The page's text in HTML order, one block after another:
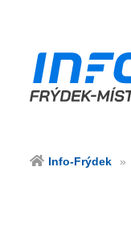
Info-Frýdek